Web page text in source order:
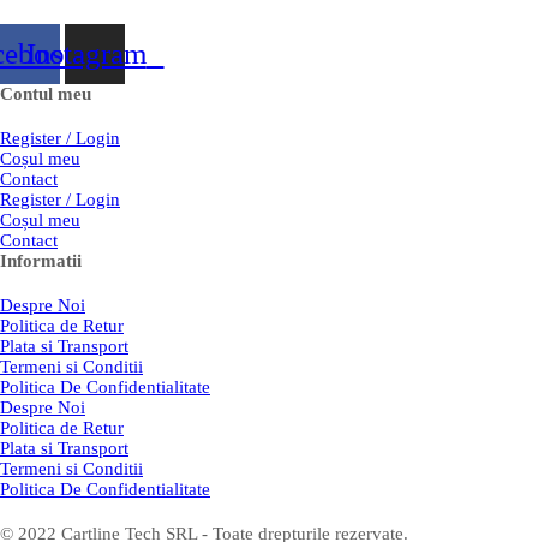
Instagram
Contul meu
Register / Login
Coșul meu
Contact
Register / Login
Coșul meu
Contact
Informatii
Despre Noi
Politica de Retur
Plata si Transport
Termeni si Conditii
Politica De Confidentialitate
Despre Noi
Politica de Retur
Plata si Transport
Termeni si Conditii
Politica De Confidentialitate
© 2022 Cartline Tech SRL - Toate drepturile rezervate.